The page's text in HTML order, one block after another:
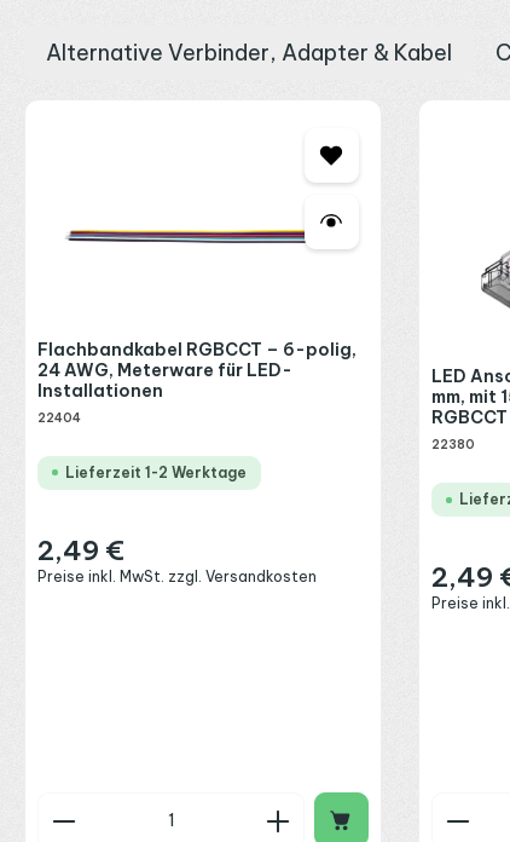
Alternative Verbinder, Adapter & Kabel
Flachbandkabel RGBCCT – 6-polig,
24 AWG, Meterware für LED-
Installationen
22404
Lieferzeit 1-2 Werktage
Regulärer Preis:
2,49 €
Preise inkl. MwSt. zzgl. Versandkosten
Produkt Anzahl: Gib den
LED
mm, mit
22380
Regulärer
2,49
Preise